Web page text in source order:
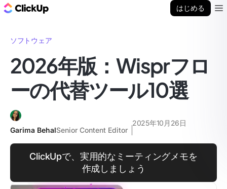
はじめる
ソフトウェア
2026年版：Wisprフロ
ーの代替ツール10選
Garima BehalSenior Content Editor
2025年10月26日
ClickUpで、実用的なミーティングメモを
作成しましょう